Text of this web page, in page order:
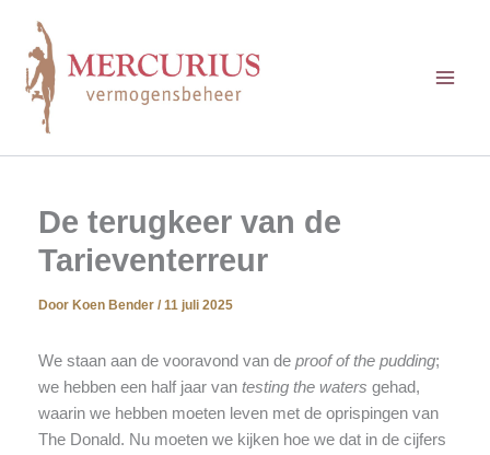
inhoud
De terugkeer van de
Tarieventerreur
Door Koen Bender / 11 juli 2025
We staan aan de vooravond van de proof of the pudding;
we hebben een half jaar van testing the waters gehad,
waarin we hebben moeten leven met de oprispingen van
The Donald. Nu moeten we kijken hoe we dat in de cijfers